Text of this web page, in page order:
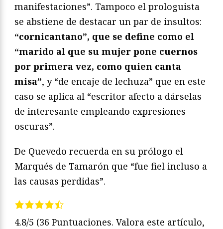
manifestaciones”. Tampoco el prologuista
se abstiene de destacar un par de insultos:
“cornicantano”, que se define como el
“marido al que su mujer pone cuernos
por primera vez, como quien canta
misa”, y “de encaje de lechuza” que en este
caso se aplica al “escritor afecto a dárselas
de interesante empleando expresiones
oscuras”.
De Quevedo recuerda en su prólogo el
Marqués de Tamarón que “fue fiel incluso a
las causas perdidas”.
4.8/5 (36 Puntuaciones. Valora este artículo,